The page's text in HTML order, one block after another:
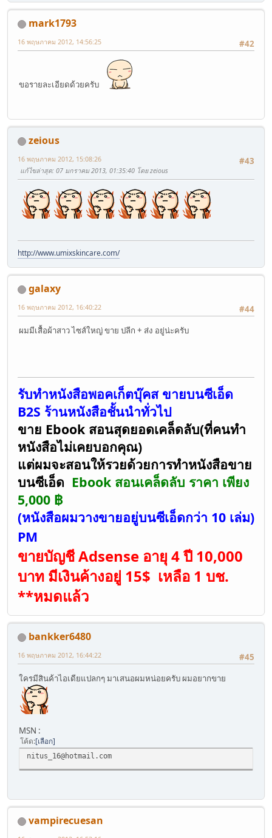
mark1793
#42
16 พฤษภาคม 2012, 14:56:25
ขอรายละเอียดด้วยครับ
zeious
#43
16 พฤษภาคม 2012, 15:08:26
แก้ไขล่าสุด: 07 มกราคม 2013, 01:35:40 โดย zeious
http://www.umixskincare.com/
galaxy
#44
16 พฤษภาคม 2012, 16:40:22
ผมมีเสื้อผ้าสาว ไซส์ใหญ่ ขาย ปลีก + ส่ง อยู่น่ะครับ
รับทำหนังสือพอคเก็ตบุ๊คส ขายบนซีเอ็ด
B2S ร้านหนังสือชั้นนำทั่วไป
ขาย Ebook สอนสุดยอดเคล็ดลับ(ที่คนทำ
หนังสือไม่เคยบอกคุณ)
แต่ผมจะสอนให้รวยด้วยการทำหนังสือขาย
บนซีเอ็ด Ebook สอนเคล็ดลับ ราคา เพียง
5,000 ฿
(หนังสือผมวางขายอยู่บนซีเอ็ดกว่า 10 เล่ม)
PM
ขายบัญชี Adsense อายุ 4 ปี 10,000
บาท มีเงินค้างอยู่ 15$ เหลือ 1 บช.
**หมดแล้ว
bankker6480
#45
16 พฤษภาคม 2012, 16:44:22
ใครมีสินค้าไอเดียแปลกๆ มาเสนอผมหน่อยครับ ผมอยากขาย
MSN :
โค้ด เลือก
nitus_16@hotmail.com
vampirecuesan